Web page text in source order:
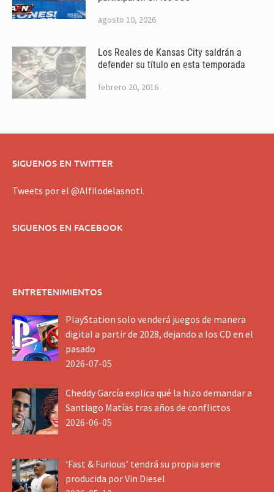
agosto 10, 2026
Los Reales de Kansas City saldrán a
defender su título en esta temporada
febrero 20, 2016
SIGUENOS EN TWITTER
Tweets por el @Alfilodelasnoti.
SIGUENOS EN FACEBOOK
ENTRETENIMIENTOS
PlayStation solo venderá juegos de manera
digital a partir de 2028, dejando a los CD en el
pasado
2026-07-05
Cheddy García explica qué la hizo demandar a
Santiago Matías tras años de conflictos
2026-06-05
‘Fast & Furious’ tendrá su propia serie
producida por Vin Diesel